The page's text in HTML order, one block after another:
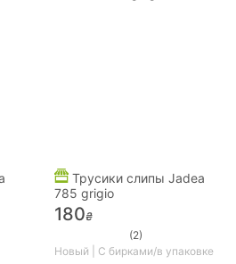
Трусики слипы Jadea
785 grigio
180₴
(2)
Новый | С бирками/в упаковке